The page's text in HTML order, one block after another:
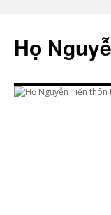
content
Họ